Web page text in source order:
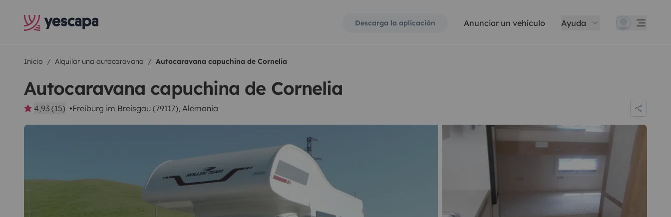
Descarga la aplicación Anunciar un vehículo Ayuda
Inicio Alquilar una autocaravana Autocaravana capuchina de Cornelia
Autocaravana capuchina de Cornelia
4,93 (15) Freiburg im Breisgau (79117), Alemania